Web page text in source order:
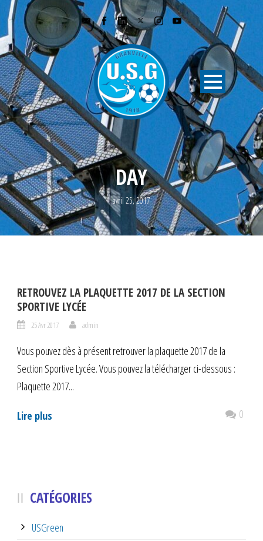
DAY
avril 25, 2017
RETROUVEZ LA PLAQUETTE 2017 DE LA SECTION
SPORTIVE LYCÉE
25 Avr 2017 admin
Vous pouvez dès à présent retrouver la plaquette 2017 de la
Section Sportive Lycée. Vous pouvez la télécharger ci-dessous :
Plaquette 2017...
Lire plus 0
CATÉGORIES
USGreen